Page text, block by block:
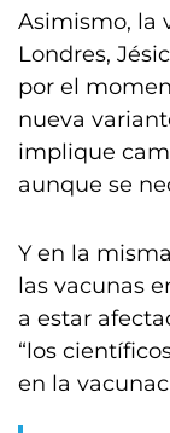
Asimismo, la
Londres,
por el
nueva
implique
aunque se
Y en la
las vacunas
a estar
“los
en la